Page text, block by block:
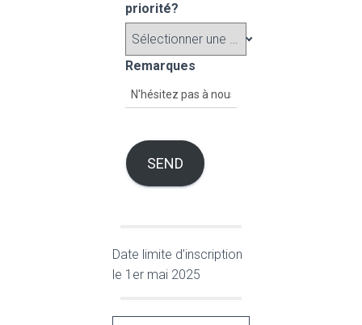
priorité?
Remarques
SEND
Date limite d’inscription
le 1er mai 2025